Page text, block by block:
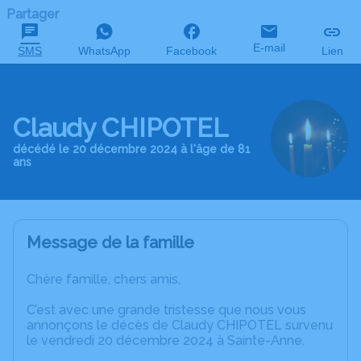
Partager
SMS WhatsApp Facebook E-mail Lien
Claudy CHIPOTEL
décédé le 20 décembre 2024 à l'âge de 81
ans
Message de la famille
Chère famille, chers amis,
C’est avec une grande tristesse que nous vous
annonçons le décès de Claudy CHIPOTEL survenu
le vendredi 20 décembre 2024 à Sainte-Anne.